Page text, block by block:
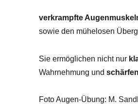
verkrampfte
sowie den mühelosen
Sie ermöglichen nicht nur
Wahrnehmung und
Foto Augen-Übung: M.